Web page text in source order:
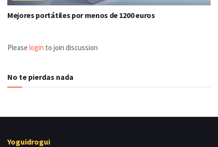
Mejores portátiles por menos de 1200 euros
Please login to join discussion
No te pierdas nada
Yoguidrogui